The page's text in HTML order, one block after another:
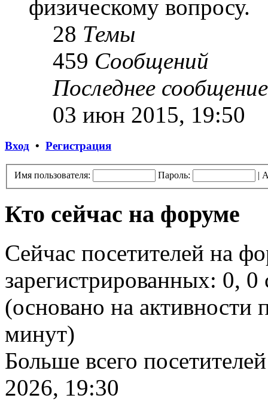
физическому вопросу.
28 Темы
459 Сообщений
Последнее сообщение
03 июн 2015, 19:50
Вход • Регистрация
Имя пользователя: Пароль: |
Кто сейчас на форуме
Сейчас посетителей на
зарегистрированных: 0,
(основано на активности
минут)
Больше всего
2026, 19:30